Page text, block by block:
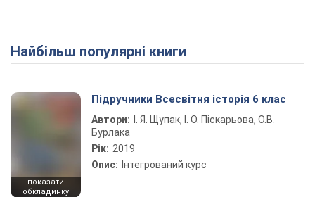
Найбільш популярні книги
показати
обкладинку
Підручники Всесвітня історія 6 клас
Автори:
І. Я. Щупак, І. О. Піскарьова, О.В.
Бурлака
Рік: 2019
Опис: Інтегрований курс